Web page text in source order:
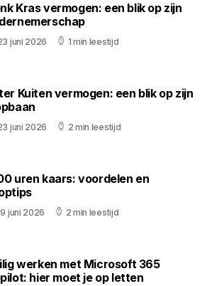
Kras vermogen: een blik op zijn
juni 2026 1 min leestijd
Kuiten vermogen: een blik op zijn
juni 2026 2 min leestijd
uren kaars: voordelen en
juni 2026 2 min leestijd
werken met Microsoft 365
hier moet je op letten